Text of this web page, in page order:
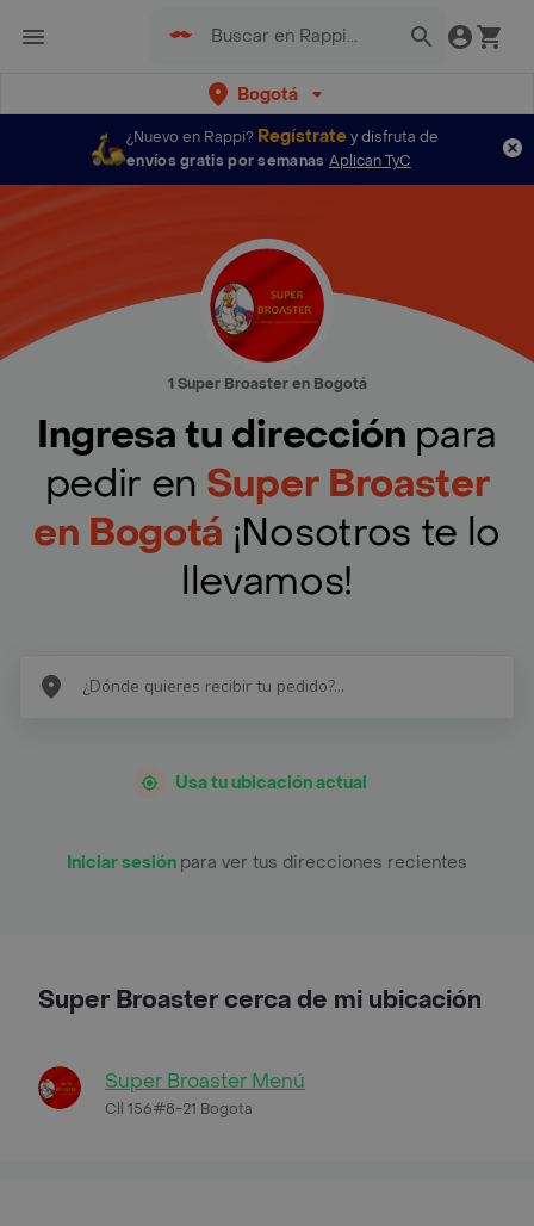
Bogotá
¿Nuevo en Rappi? Regístratey disfruta de
envíos gratis por semanas Aplican TyC
1 Super Broaster en Bogotá
Ingresa tu dirección para
pedir en Super Broaster
en Bogotá ¡Nosotros te lo
llevamos!
Usa tu ubicación actual
Iniciar sesión para ver tus direcciones recientes
Super Broaster cerca de mi ubicación
Super Broaster Menú
Cll 156#8-21 Bogota